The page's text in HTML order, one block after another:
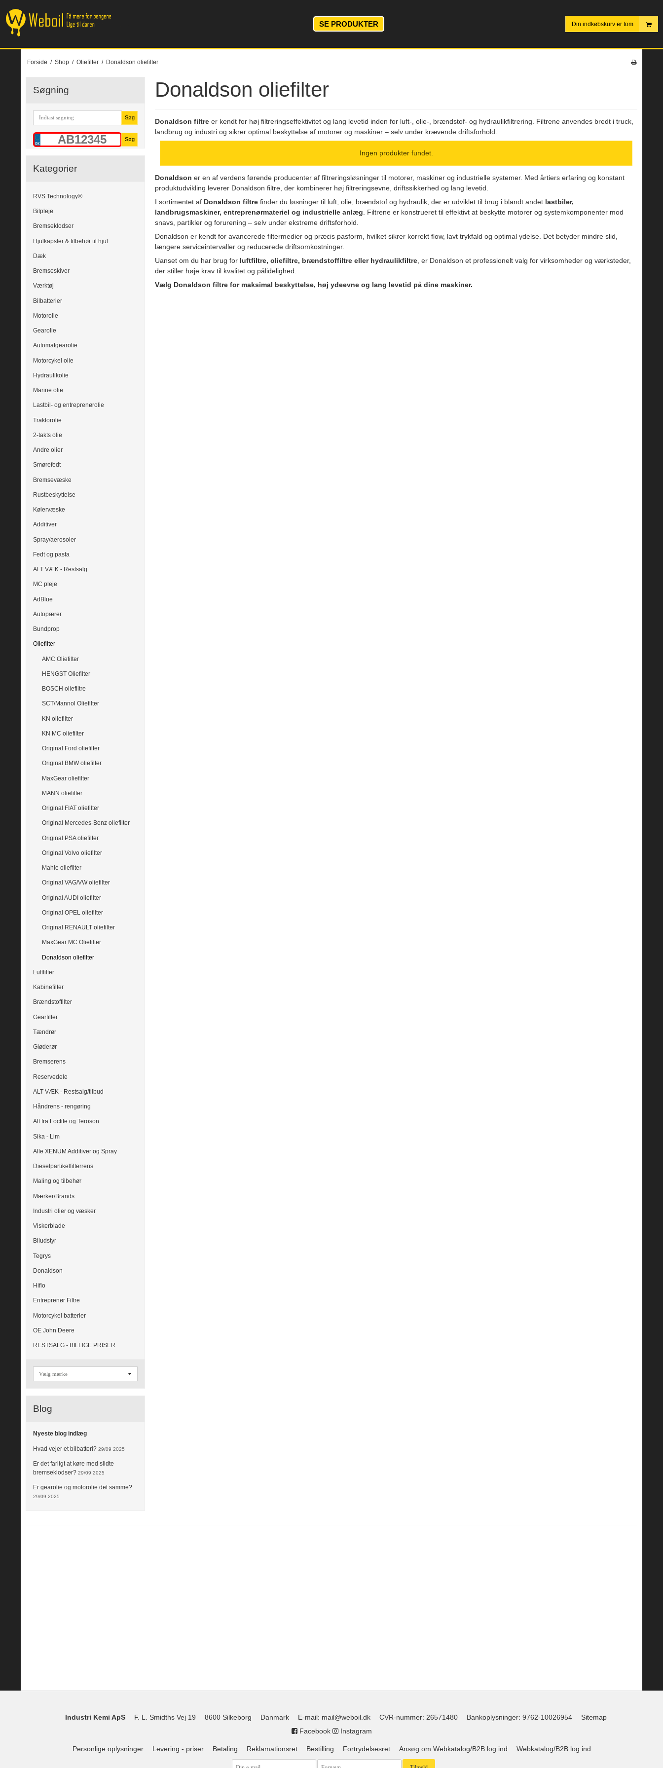
SE PRODUKTER Din indkøbskurv er tom
Forside / Shop / Oliefilter / Donaldson oliefilter
Søgning
Søg
Søg
Kategorier
RVS Technology®
Bilpleje
Bremseklodser
Hjulkapsler & tilbehør til hjul
Dæk
Bremseskiver
Værktøj
Bilbatterier
Motorolie
Gearolie
Automatgearolie
Motorcykel olie
Hydraulikolie
Marine olie
Lastbil- og entreprenørolie
Traktorolie
2-takts olie
Andre olier
Smørefedt
Bremsevæske
Rustbeskyttelse
Kølervæske
Additiver
Spray/aerosoler
Fedt og pasta
ALT VÆK - Restsalg
MC pleje
AdBlue
Autopærer
Bundprop
Oliefilter
AMC Oliefilter
HENGST Oliefilter
BOSCH oliefiltre
SCT/Mannol Oliefilter
KN oliefilter
KN MC oliefilter
Original Ford oliefilter
Original BMW oliefilter
MaxGear oliefilter
MANN oliefilter
Original FIAT oliefilter
Original Mercedes-Benz oliefilter
Original PSA oliefilter
Original Volvo oliefilter
Mahle oliefilter
Original VAG/VW oliefilter
Original AUDI oliefilter
Original OPEL oliefilter
Original RENAULT oliefilter
MaxGear MC Oliefilter
Donaldson oliefilter
Luftfilter
Kabinefilter
Brændstoffilter
Gearfilter
Tændrør
Gløderør
Bremserens
Reservedele
ALT VÆK - Restsalg/tilbud
Håndrens - rengøring
Alt fra Loctite og Teroson
Sika - Lim
Alle XENUM Additiver og Spray
Dieselpartikelfilterrens
Maling og tilbehør
Mærker/Brands
Industri olier og væsker
Viskerblade
Biludstyr
Tegrys
Donaldson
Hiflo
Entreprenør Filtre
Motorcykel batterier
OE John Deere
RESTSALG - BILLIGE PRISER
Blog
Nyeste blog indlæg
Hvad vejer et bilbatteri? 29/09 2025
Er det farligt at køre med slidte
bremseklodser? 29/09 2025
Er gearolie og motorolie det samme?
29/09 2025
Donaldson oliefilter
Donaldson filtre er kendt for høj filtreringseffektivitet og lang levetid inden for luft-, olie-, brændstof- og hydraulikfiltrering. Filtrene anvendes bredt i truck,
landbrug og industri og sikrer optimal beskyttelse af motorer og maskiner – selv under krævende driftsforhold.
Ingen produkter fundet.
Donaldson er en af verdens førende producenter af filtreringsløsninger til motorer, maskiner og industrielle systemer. Med årtiers erfaring og konstant
produktudvikling leverer Donaldson filtre, der kombinerer høj filtreringsevne, driftssikkerhed og lang levetid.
I sortimentet af Donaldson filtre finder du løsninger til luft, olie, brændstof og hydraulik, der er udviklet til brug i blandt andet lastbiler,
landbrugsmaskiner, entreprenørmateriel og industrielle anlæg . Filtrene er konstrueret til effektivt at beskytte motorer og systemkomponenter mod
snavs, partikler og forurening – selv under ekstreme driftsforhold.
Donaldson er kendt for avancerede filtermedier og præcis pasform, hvilket sikrer korrekt flow, lavt trykfald og optimal ydelse. Det betyder mindre slid,
længere serviceintervaller og reducerede driftsomkostninger.
Uanset om du har brug for luftfiltre, oliefiltre, brændstoffiltre eller hydraulikfiltre , er Donaldson et professionelt valg for virksomheder og værksteder,
der stiller høje krav til kvalitet og pålidelighed.
Vælg Donaldson filtre for maksimal beskyttelse, høj ydeevne og lang levetid på dine maskiner.
Industri Kemi ApS F. L. Smidths Vej 19 8600 Silkeborg Danmark E-mail: mail@weboil.dk CVR-nummer: 26571480 Bankoplysninger: 9762-10026954
Sitemap
Facebook
Instagram
Personlige oplysninger Levering - priser Betaling Reklamationsret Bestilling Fortrydelsesret Ansøg om Webkatalog/B2B log ind Webkatalog/B2B log ind